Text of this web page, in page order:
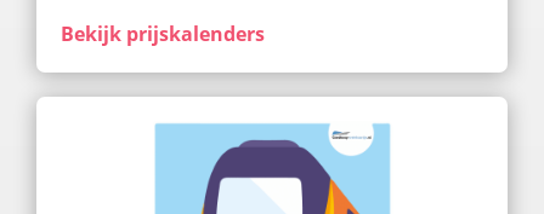
Bekijk prijskalenders